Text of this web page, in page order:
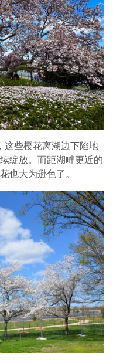
这些樱花离湖边下陷地
绽放。而距湖畔更近的
也大为逊色了。